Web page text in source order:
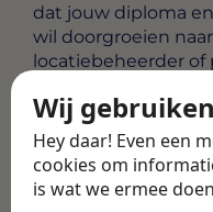
Wij
Hey daar! Even een
cookies om
is wat we ermee
dat jouw diploma
wil doorgroeien
locatiebeheerder of
stap te zetten.
Alle vacatures·